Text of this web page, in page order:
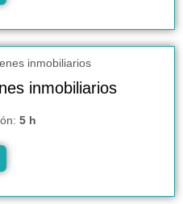
inmobiliarios
5 h